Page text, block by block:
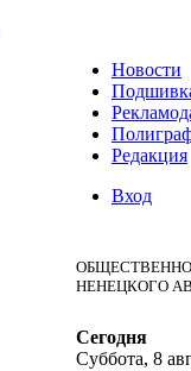
Новости
Редакция
Вход
НЕНЕЦКОГО
Сегодня
Суббота, 8